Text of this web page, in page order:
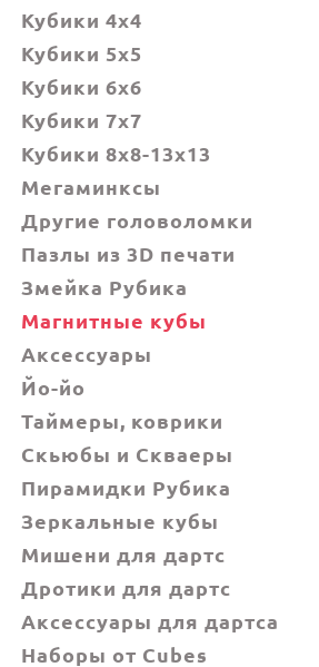
Кубики 4x4
Кубики 5x5
Кубики 6х6
Кубики 7х7
Кубики 8x8-13x13
Мегаминксы
Другие головоломки
Пазлы из 3D печати
Змейка Рубика
Магнитные кубы
Аксессуары
Йо-йо
Таймеры, коврики
Скьюбы и Скваеры
Пирамидки Рубика
Зеркальные кубы
Мишени для дартс
Дротики для дартс
Аксессуары для дартса
Наборы от Cubes